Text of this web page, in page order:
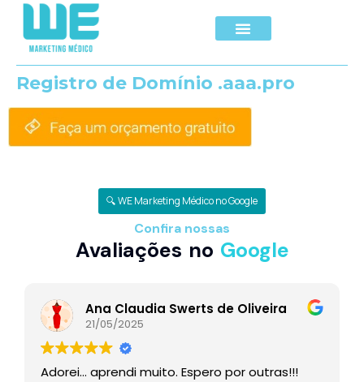
Registro de Domínio .aaa.pro
🔍 WE Marketing Médico no Google
Confira nossas
Avaliações no Google
Ana Claudia Swerts de Oliveira
21/05/2025
Adorei… aprendi muito. Espero por outras!!!